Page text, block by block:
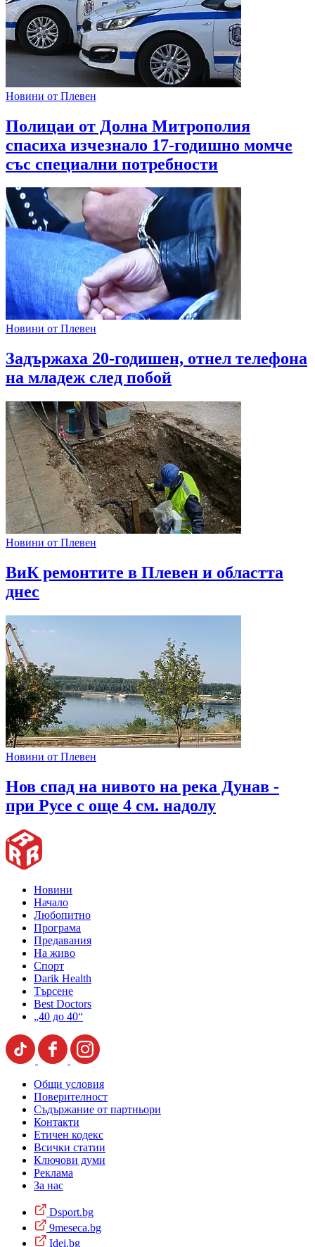
Новини от Плевен
Полицаи от Долна Митрополия
спасиха изчезнало 17-годишно момче
със специални потребности
Новини от Плевен
Задържаха 20-годишен, отнел телефона
на младеж след побой
Новини от Плевен
ВиК ремонтите в Плевен и областта
днес
Новини от Плевен
Нов спад на нивото на река Дунав -
при Русе с още 4 см. надолу
Новини
Начало
Любопитно
Програма
Предавания
На живо
Спорт
Darik Health
Търсене
Best Doctors
„40 до 40“
Общи условия
Поверителност
Съдържание от партньори
Контакти
Етичен кодекс
Всички статии
Ключови думи
Реклама
За нас
Dsport.bg
9meseca.bg
Idei.bg